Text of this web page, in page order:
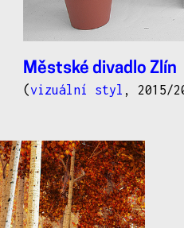
Městské divadlo Zlín
(vizuální styl , 2015/